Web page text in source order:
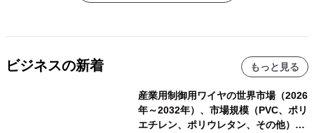
ビジネスの新着 もっと見る
産業用制御用ワイヤの世界市場（2026
年～2032年）、市場規模（PVC、ポリ
エチレン、ポリウレタン、その他）・